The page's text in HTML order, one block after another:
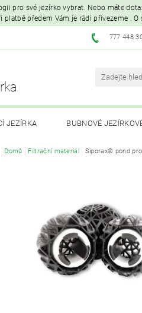
pro své jezírko vybrat. Nebo máte
předem Vám je rádi přivezeme .
777 448
JEZÍRKA BUBNOVÉ
UVC LAMPY A
PÉČE O RYBNÍK A KOI –
Domů Filtrační materiál Siporax® pond